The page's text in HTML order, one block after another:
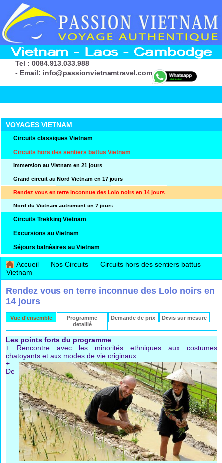
Tel : 0084.913.033.988
- Email: info@passionvietnamtravel.com
VOYAGES VIETNAM
Circuits classiques Vietnam
Circuits hors des sentiers battus Vietnam
Immersion au Vietnam en 21 jours
Grand circuit au Nord Vietnam en 17 jours
Rendez vous en terre inconnue des Lolo noirs en 14 jours
Nord du Vietnam autrement en 7 jours
Circuits Trekking Vietnam
Excursions au Vietnam
Séjours balnéaires au Vietnam
Accueil Nos Circuits
Circuits hors des sentiers battus
Vietnam
Rendez vous en terre inconnue des Lolo noirs en
14 jours
Vue d'ensemble Programme
detaillé
Demande de prix Devis sur mesure
Les points forts du programme
+ Rencontre avec les minorités ethniques aux costumes
chatoyants et aux modes de vie originaux
+
De